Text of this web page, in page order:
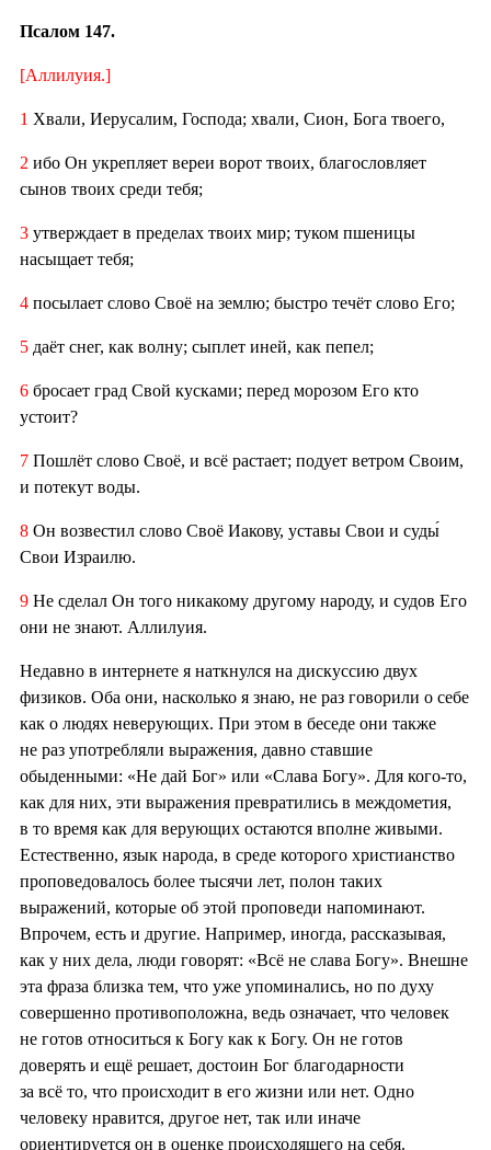
Псалом 147.
[Аллилуия.]
1 Хвали, Иерусалим, Господа; хвали, Сион, Бога твоего,
2 ибо Он укрепляет вереи ворот твоих, благословляет
сынов твоих среди тебя;
3 утверждает в пределах твоих мир; туком пшеницы
насыщает тебя;
4 посылает слово Своё на землю; быстро течёт слово Его;
5 даёт снег, как волну; сыплет иней, как пепел;
6 бросает град Свой кусками; перед морозом Его кто
устоит?
7 Пошлёт слово Своё, и всё растает; подует ветром Своим,
и потекут воды.
8 Он возвестил слово Своё Иакову, уставы Свои и суды́
Свои Израилю.
9 Не сделал Он того никакому другому народу, и судов Его
они не знают. Аллилуия.
Недавно в интернете я наткнулся на дискуссию двух
физиков. Оба они, насколько я знаю, не раз говорили о себе
как о людях неверующих. При этом в беседе они также
не раз употребляли выражения, давно ставшие
обыденными: «Не дай Бог» или «Слава Богу». Для кого-то,
как для них, эти выражения превратились в междометия,
в то время как для верующих остаются вполне живыми.
Естественно, язык народа, в среде которого христианство
проповедовалось более тысячи лет, полон таких
выражений, которые об этой проповеди напоминают.
Впрочем, есть и другие. Например, иногда, рассказывая,
как у них дела, люди говорят: «Всё не слава Богу». Внешне
эта фраза близка тем, что уже упоминались, но по духу
совершенно противоположна, ведь означает, что человек
не готов относиться к Богу как к Богу. Он не готов
доверять и ещё решает, достоин Бог благодарности
за всё то, что происходит в его жизни или нет. Одно
человеку нравится, другое нет, так или иначе
ориентируется он в оценке происходящего на себя.